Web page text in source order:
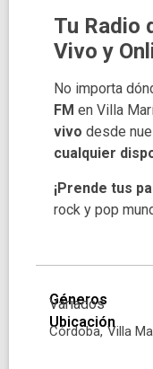
Tu Radio
Vivo y
No importa
FM en Villa
vivo desde
cualquier
¡Prende tus
rock y pop
Géneros
Variados
Ubicación
Córdoba, Villa